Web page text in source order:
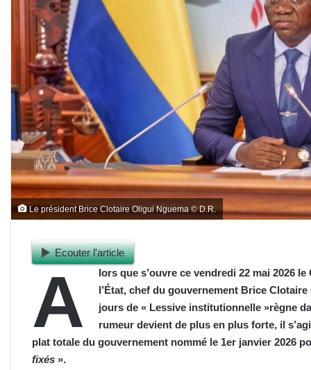
Le président Brice Clotaire Oligui Nguema © D.R.
Ecouter l'article
A
lors que s’ouvre ce vendredi 22 mai 2026
l’État, chef du gouvernement Brice
jours de « Lessive institutionnelle »règne
rumeur devient de plus en plus forte, il
plat totale du gouvernement nommé le 1er janvier 2026
fixés ».